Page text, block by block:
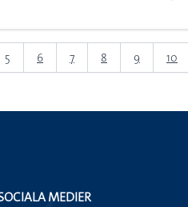
5 6 7 8 9 10
MEDIER